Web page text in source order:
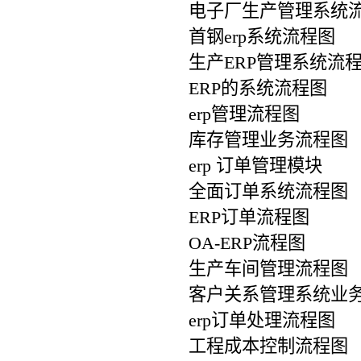
电子厂生产管理系统
首钢erp系统流程图
生产ERP管理系统流
ERP的系统流程图
erp管理流程图
库存管理业务流程图
erp 订单管理模块
全面订单系统流程图
ERP订单流程图
OA-ERP流程图
生产车间管理流程图
客户关系管理系统业
erp订单处理流程图
工程成本控制流程图